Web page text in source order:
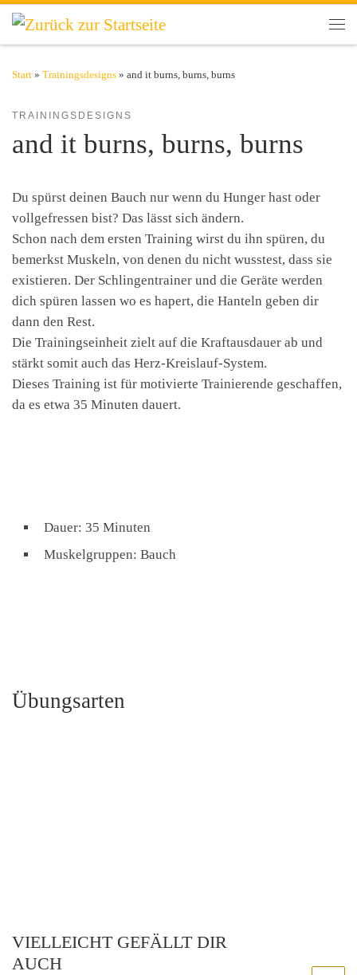
Zum Inhalt springen
Start » Trainingsdesigns » and it burns, burns, burns
TRAININGSDESIGNS
and it burns, burns, burns
Du spürst deinen Bauch nur wenn du Hunger hast oder
vollgefressen bist? Das lässt sich ändern.
Schon nach dem ersten Training wirst du ihn spüren, du
bemerkst Muskeln, von denen du nicht wusstest, dass sie
existieren. Der Schlingentrainer und die Geräte werden
dich spüren lassen wo es hapert, die Hanteln geben dir
dann den Rest.
Die Trainingseinheit zielt auf die Kraftausdauer ab und
stärkt somit auch das Herz-Kreislauf-System.
Dieses Training ist für motivierte Trainierende geschaffen,
da es etwa 35 Minuten dauert.
Dauer: 35 Minuten
Muskelgruppen: Bauch
Übungsarten
VIELLEICHT GEFÄLLT DIR
AUCH